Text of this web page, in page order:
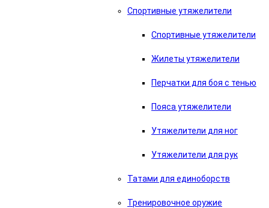
Спортивные утяжелители
Спортивные утяжелители
Жилеты утяжелители
Перчатки для боя с тенью
Пояса утяжелители
Утяжелители для ног
Утяжелители для рук
Татами для единоборств
Тренировочное оружие